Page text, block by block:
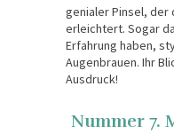
genialer Pinsel, der
erleichtert. Sogar
Erfahrung haben,
Augenbrauen. Ihr
Ausdruck!
Nummer 7.